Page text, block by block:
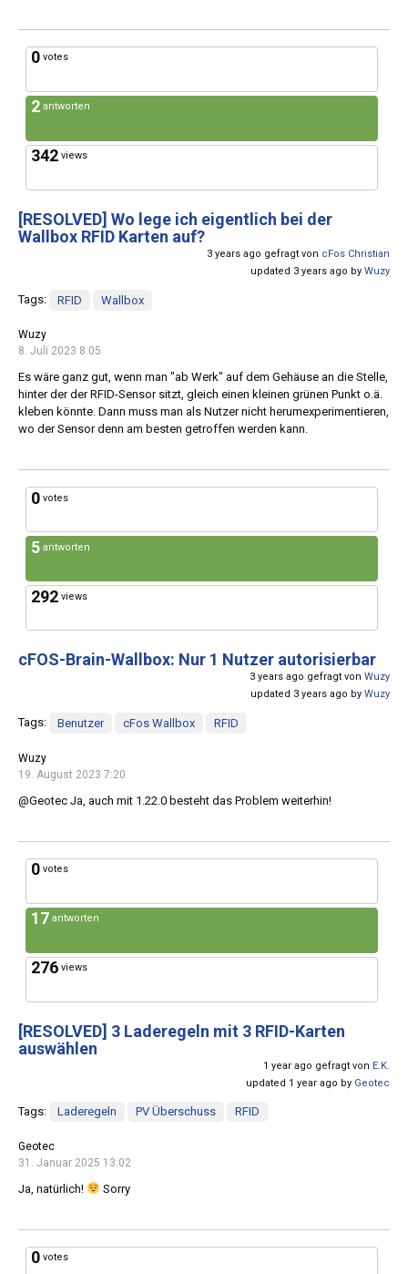
0 votes
2 antworten
342 views
[RESOLVED] Wo lege ich eigentlich bei der
Wallbox RFID Karten auf?
3 years ago gefragt von cFos Christian
updated 3 years ago by Wuzy
Tags: RFID Wallbox
Wuzy
8. Juli 2023 8:05
Es wäre ganz gut, wenn man "ab Werk" auf dem Gehäuse an die Stelle,
hinter der der RFID-Sensor sitzt, gleich einen kleinen grünen Punkt o.ä.
kleben könnte. Dann muss man als Nutzer nicht herumexperimentieren,
wo der Sensor denn am besten getroffen werden kann.
0 votes
5 antworten
292 views
cFOS-Brain-Wallbox: Nur 1 Nutzer autorisierbar
3 years ago gefragt von Wuzy
updated 3 years ago by Wuzy
Tags: Benutzer cFos Wallbox RFID
Wuzy
19. August 2023 7:20
@Geotec Ja, auch mit 1.22.0 besteht das Problem weiterhin!
0 votes
17 antworten
276 views
[RESOLVED] 3 Laderegeln mit 3 RFID-Karten
auswählen
1 year ago gefragt von E.K.
updated 1 year ago by Geotec
Tags: Laderegeln PV Überschuss RFID
Geotec
31. Januar 2025 13:02
Ja, natürlich! Sorry
0 votes